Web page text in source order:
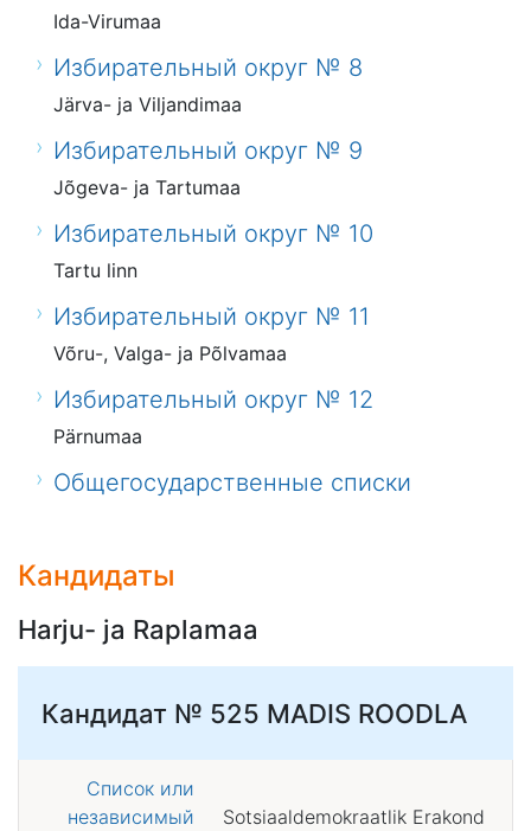
Ida-Virumaa
Избирательный округ № 8
Järva- ja Viljandimaa
Избирательный округ № 9
Jõgeva- ja Tartumaa
Избирательный округ № 10
Tartu linn
Избирательный округ № 11
Võru-, Valga- ja Põlvamaa
Избирательный округ № 12
Pärnumaa
Общегосударственные списки
Кандидаты
Harju- ja Raplamaa
Кандидат № 525 MADIS ROODLA
Список или
независимый
Sotsiaaldemokraatlik Erakond